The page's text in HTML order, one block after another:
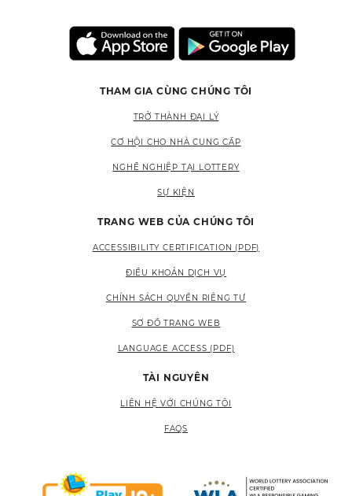
THAM GIA CÙNG CHÚNG TÔI
TRỞ THÀNH ĐẠI LÝ
CƠ HỘI CHO NHÀ CUNG CẤP
NGHỀ NGHIỆP TẠI LOTTERY
SỰ KIỆN
TRANG WEB CỦA CHÚNG TÔI
ACCESSIBILITY CERTIFICATION (PDF)
ĐIỀU KHOẢN DỊCH VỤ
CHÍNH SÁCH QUYỀN RIÊNG TƯ
SƠ ĐỒ TRANG WEB
LANGUAGE ACCESS (PDF)
TÀI NGUYÊN
LIÊN HỆ VỚI CHÚNG TÔI
FAQS